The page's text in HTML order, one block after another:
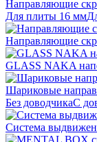
Направляющие
Для плиты 16 мм
Направляющие
GLASS NAKA
Шариковые
Без доводчикаС
Система